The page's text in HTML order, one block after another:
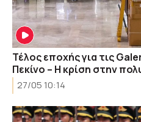
Τέλος εποχής για τις
Πεκίνο – Η κρίση στην
27/05 10:14